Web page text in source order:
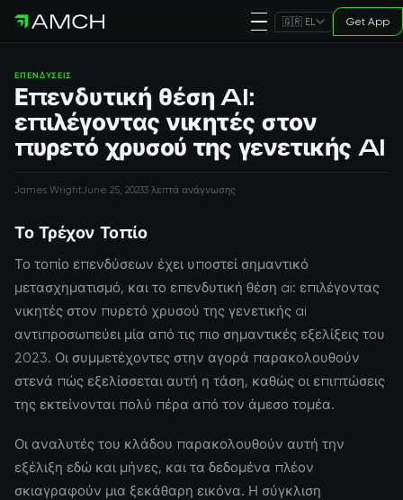
🇬🇷 EL Get App
ΕΠΕΝΔΎΣΕΙΣ
Επενδυτική θέση AI:
επιλέγοντας νικητές στον
πυρετό χρυσού της γενετικής AI
James WrightJune 25, 20233 λεπτά ανάγνωσης
Το Τρέχον Τοπίο
Το τοπίο επενδύσεων έχει υποστεί σημαντικό
μετασχηματισμό, και το επενδυτική θέση ai: επιλέγοντας
νικητές στον πυρετό χρυσού της γενετικής ai
αντιπροσωπεύει μία από τις πιο σημαντικές εξελίξεις του
2023. Οι συμμετέχοντες στην αγορά παρακολουθούν
στενά πώς εξελίσσεται αυτή η τάση, καθώς οι επιπτώσεις
της εκτείνονται πολύ πέρα από τον άμεσο τομέα.
Οι αναλυτές του κλάδου παρακολουθούν αυτή την
εξέλιξη εδώ και μήνες, και τα δεδομένα πλέον
σκιαγραφούν μια ξεκάθαρη εικόνα. Η σύγκλιση